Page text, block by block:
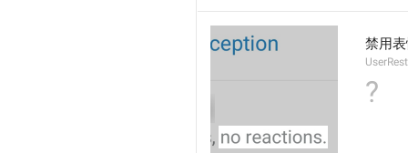
禁用
?